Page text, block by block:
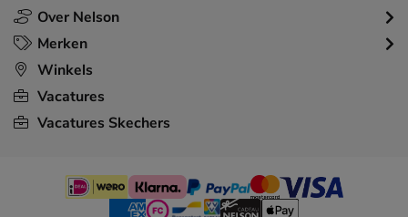
Over Nelson
Merken
Winkels
Vacatures
Vacatures Skechers